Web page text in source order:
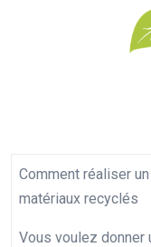
Comment réaliser
matériaux recyclés
Vous voulez donner